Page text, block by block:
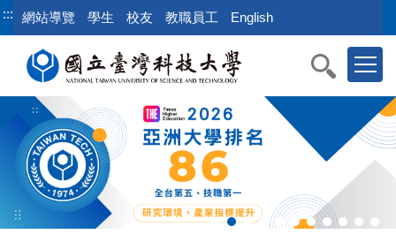
跳
到
::: 網站導覽 學生 校友 教職員工 English